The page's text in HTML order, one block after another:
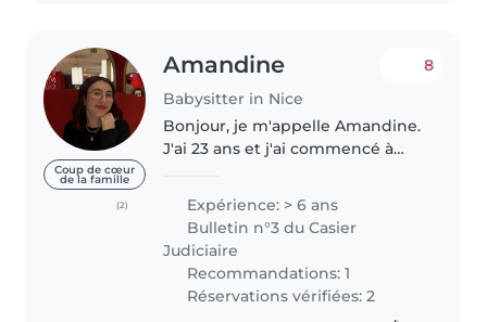
Coup de cœur
de la famille
(2)
Amandine
Babysitter in Nice
8
Bonjour, je m'appelle Amandine.
J'ai 23 ans et j'ai commencé à
ans. J'ai un très bon contact avec
les enfants. J'ai fait deux années
en école d'infirmière..
Expérience: > 6 ans
Bulletin n°3 du Casier
Judiciaire
Recommandations: 1
Réservations vérifiées: 2